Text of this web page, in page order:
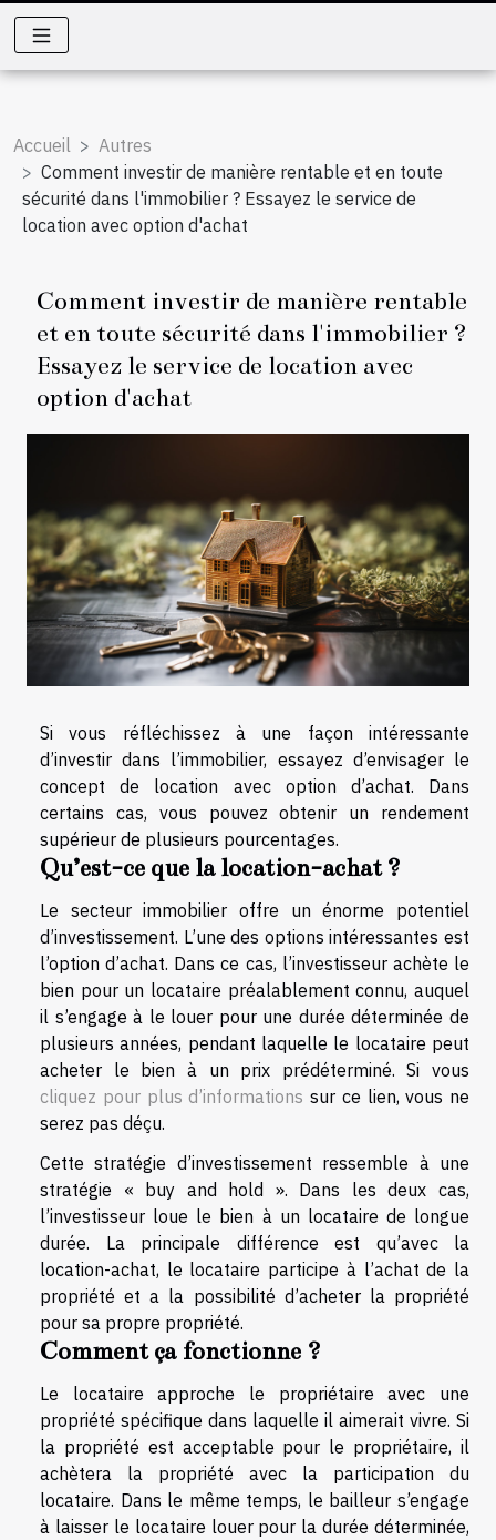
Accueil
Autres
Comment investir de manière rentable et en toute
sécurité dans l'immobilier ? Essayez le service de
location avec option d'achat
Comment investir de manière rentable
et en toute sécurité dans l'immobilier ?
Essayez le service de location avec
option d'achat
Si vous réfléchissez à une façon intéressante
d’investir dans l’immobilier, essayez d’envisager le
concept de location avec option d’achat. Dans
certains cas, vous pouvez obtenir un rendement
supérieur de plusieurs pourcentages.
Qu’est-ce que la location-achat ?
Le secteur immobilier offre un énorme potentiel
d’investissement. L’une des options intéressantes est
l’option d’achat. Dans ce cas, l’investisseur achète le
bien pour un locataire préalablement connu, auquel
il s’engage à le louer pour une durée déterminée de
plusieurs années, pendant laquelle le locataire peut
acheter le bien à un prix prédéterminé. Si vous
cliquez pour plus d’informations sur ce lien, vous ne
serez pas déçu.
Cette stratégie d’investissement ressemble à une
stratégie « buy and hold ». Dans les deux cas,
l’investisseur loue le bien à un locataire de longue
durée. La principale différence est qu’avec la
location-achat, le locataire participe à l’achat de la
propriété et a la possibilité d’acheter la propriété
pour sa propre propriété.
Comment ça fonctionne ?
Le locataire approche le propriétaire avec une
propriété spécifique dans laquelle il aimerait vivre. Si
la propriété est acceptable pour le propriétaire, il
achètera la propriété avec la participation du
locataire. Dans le même temps, le bailleur s’engage
à laisser le locataire louer pour la durée déterminée,